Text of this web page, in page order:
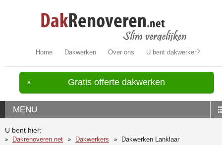
Home Dakwerken Over ons U bent dakwerker?
Gratis offerte dakwerken
MENU
U bent hier:
Dakrenoveren.net
Dakwerkers Dakwerken Lanklaar